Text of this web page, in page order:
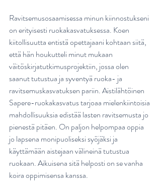
Ravitsemusosaamisessa minun kiinnostukseni
on erityisesti ruokakasvatuksessa. Koen
kiitollisuutta entistä opettajaani kohtaan siitä,
että hän houkutteli minut mukaan
väitöskirjatutkimusprojektiin, jossa olen
saanut tutustua ja syventyä ruoka- ja
ravitsemuskasvatuksen pariin. Aistilähtöinen
Sapere-ruokakasvatus tarjoaa mielenkiintoisia
mahdollisuuksia edistää lasten ravitsemusta jo
pienestä pitäen. On paljon helpompaa oppia
jo lapsena monipuoliseksi syöjäksi ja
käyttämään aistejaan välineinä tutustua
ruokaan. Aikuisena sitä helposti on se vanha
koira oppimisensa kanssa.